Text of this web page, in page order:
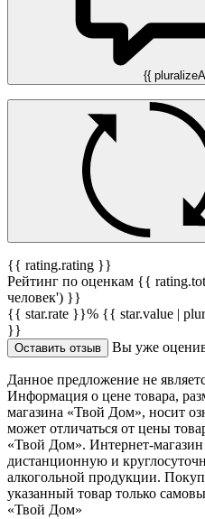
{{
{{ rating.rating }}
Рейтинг по оценкам {{
человек') }}
{{ star.rate }}% {{ star.value |
}}
Оставить отзыв Вы уже
Данное предложение не
Информация о цене товара,
магазина «Твой Дом», носит
может отличаться от цены
«Твой Дом». Интернет-
дистанционную и
алкогольной продукции.
указанный товар только
«Твой Дом»